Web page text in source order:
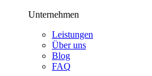
Unternehmen
Leistungen
Über uns
Blog
FAQ